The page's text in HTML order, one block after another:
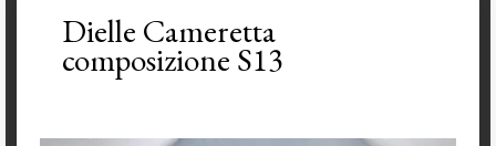
Dielle Cameretta
composizione S13